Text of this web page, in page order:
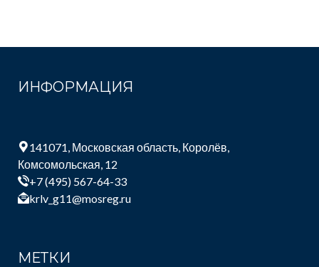
ИНФОРМАЦИЯ
141071, Московская область, Королёв,
Комсомольская, 12
+7 (495) 567-64-33
krlv_g11@mosreg.ru
МЕТКИ